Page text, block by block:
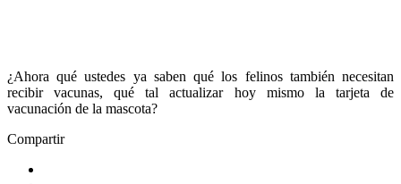
¿Ahora qué ustedes ya saben qué los felinos también necesitan
recibir vacunas, qué tal actualizar hoy mismo la tarjeta de
vacunación de la mascota?
Compartir